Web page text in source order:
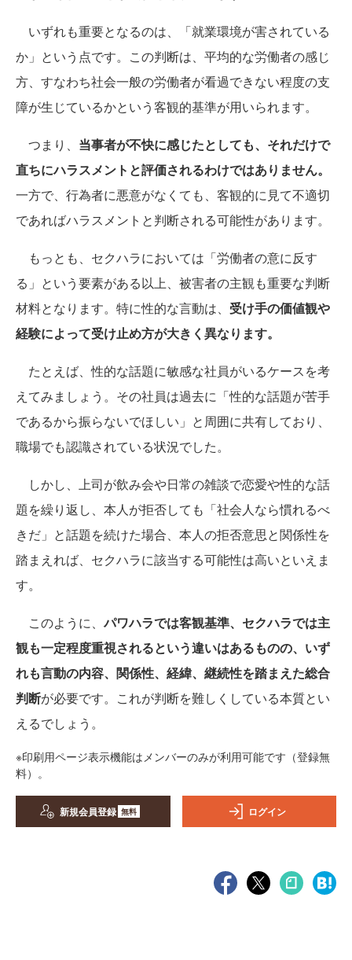
いずれも重要となるのは、「就業環境が害されている
か」という点です。この判断は、平均的な労働者の感じ
方、すなわち社会一般の労働者が看過できない程度の支
障が生じているかという客観的基準が用いられます。
つまり、 当事者が不快に感じたとしても、それだけで
直ちにハラスメントと評価されるわけではありません。
一方で、行為者に悪意がなくても、客観的に見て不適切
であればハラスメントと判断される可能性があります。
もっとも、セクハラにおいては「労働者の意に反す
る」という要素がある以上、被害者の主観も重要な判断
材料となります。特に性的な言動は、 受け手の価値観や
経験によって受け止め方が大きく異なります。
たとえば、性的な話題に敏感な社員がいるケースを考
えてみましょう。その社員は過去に「性的な話題が苦手
であるから振らないでほしい」と周囲に共有しており、
職場でも認識されている状況でした。
しかし、上司が飲み会や日常の雑談で恋愛や性的な話
題を繰り返し、本人が拒否しても「社会人なら慣れるべ
きだ」と話題を続けた場合、本人の拒否意思と関係性を
踏まえれば、セクハラに該当する可能性は高いといえま
す。
このように、パワハラでは客観基準、セクハラでは主
観も一定程度重視されるという違いはあるものの、いず
れも言動の内容、関係性、経緯、継続性を踏まえた総合
判断が必要です。これが判断を難しくしている本質とい
えるでしょう。
※印刷用ページ表示機能はメンバーのみが利用可能です（登録無
料）。
新規会員登録 無料 ログイン